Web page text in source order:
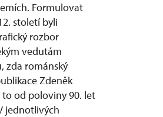
Formulovat
století byli
rozbor
vedutám
zda románský
Zdeněk
od poloviny 90. let
jednotlivých